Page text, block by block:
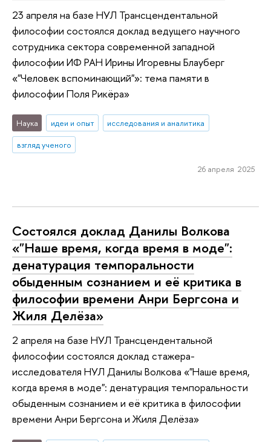
23 апреля на базе НУЛ Трансцендентальной
философии состоялся доклад ведущего научного
сотрудника сектора современной западной
философии ИФ РАН Ирины Игоревны Блауберг
«"Человек вспоминающий"»: тема памяти в
философии Поля Рикёра»
Наука идеи и опыт
исследования и аналитика
взгляд ученого
26 апреля 2025
Состоялся доклад Данилы Волкова
«"Наше время, когда время в моде":
денатурация темпоральности
обыденным сознанием и её критика в
философии времени Анри Бергсона и
Жиля Делёза»
2 апреля на базе НУЛ Трансцендентальной
философии состоялся доклад стажера-
исследователя НУЛ Данилы Волкова «"Наше время,
когда время в моде": денатурация темпоральности
обыденным сознанием и её критика в философии
времени Анри Бергсона и Жиля Делёза»